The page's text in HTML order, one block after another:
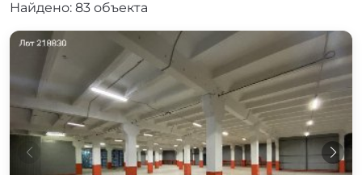
Найдено: 83 объекта